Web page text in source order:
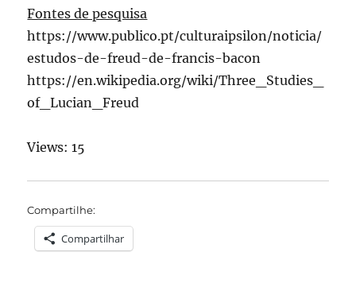
Fontes de pesquisa
https://www.publico.pt/culturaipsilon/noticia/
estudos-de-freud-de-francis-bacon
https://en.wikipedia.org/wiki/Three_Studies_
of_Lucian_Freud
Views: 15
Compartilhe:
Compartilhar